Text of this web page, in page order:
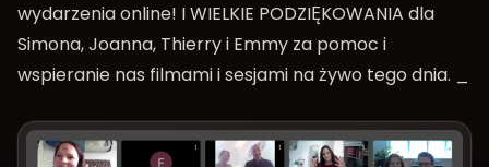
wydarzenia online! I WIELKIE PODZIĘKOWANIA dla
Simona, Joanna, Thierry i Emmy za pomoc i
wspieranie nas filmami i sesjami na żywo tego dnia. _